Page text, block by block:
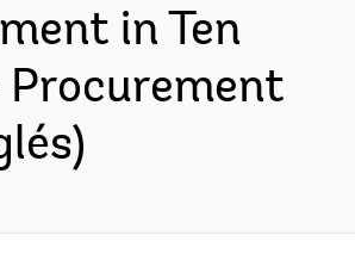
in Ten
Procurement